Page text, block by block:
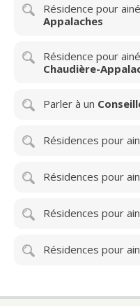
Résidence pour
Appalaches
Résidence pour
Chaudière-
Parler à un
Résidences pour
Résidences pour
Résidences pour
Résidences pour